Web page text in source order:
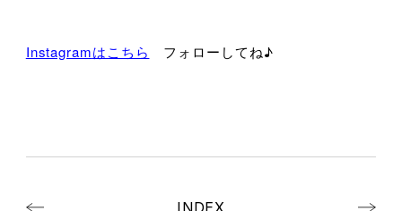
Instagramはこちら フォローしてね♪